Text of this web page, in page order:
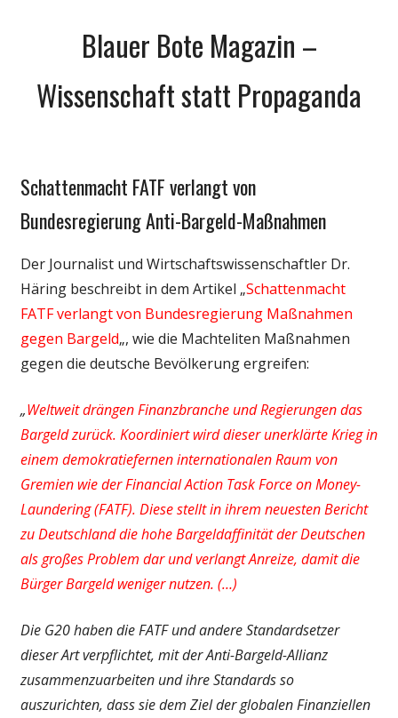
Blauer Bote Magazin –
Wissenschaft statt Propaganda
Gesellschaft
Wirtschaft
Wissenschaft
Schattenmacht FATF verlangt von
Bundesregierung Anti-Bargeld-Maßnahmen
Der Journalist und Wirtschaftswissenschaftler Dr.
Häring beschreibt in dem Artikel „Schattenmacht
FATF verlangt von Bundesregierung Maßnahmen
gegen Bargeld„, wie die Machteliten Maßnahmen
gegen die deutsche Bevölkerung ergreifen:
„Weltweit drängen Finanzbranche und Regierungen das
Bargeld zurück. Koordiniert wird dieser unerklärte Krieg in
einem demokratiefernen internationalen Raum von
Gremien wie der Financial Action Task Force on Money-
Laundering (FATF). Diese stellt in ihrem neuesten Bericht
zu Deutschland die hohe Bargeldaffinität der Deutschen
als großes Problem dar und verlangt Anreize, damit die
Bürger Bargeld weniger nutzen. (…)
Die G20 haben die FATF und andere Standardsetzer
dieser Art verpflichtet, mit der Anti-Bargeld-Allianz
zusammenzuarbeiten und ihre Standards so
auszurichten, dass sie dem Ziel der globalen Finanziellen